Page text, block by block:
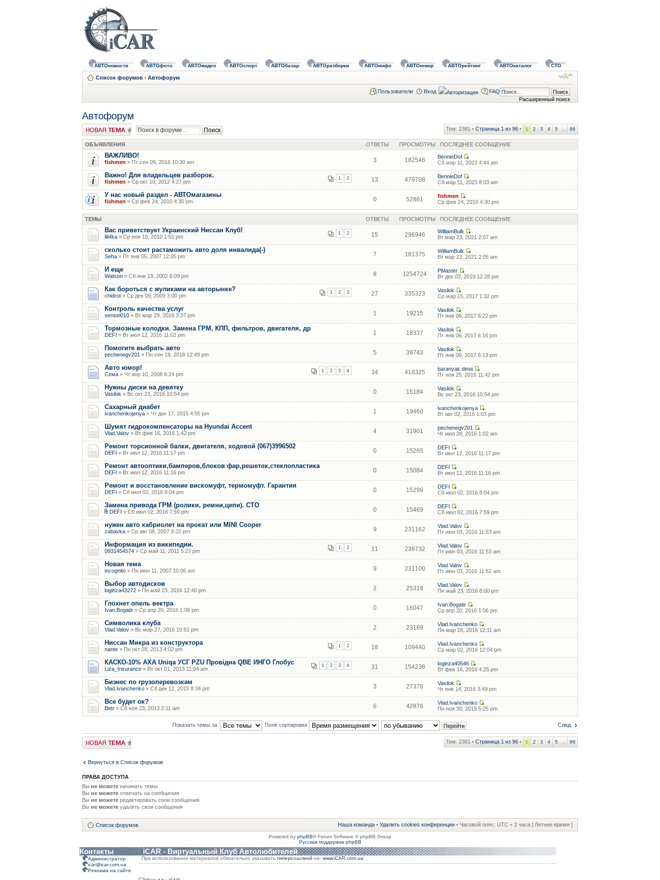
АВТОновости АВТОфото АВТОвидео АВТОспорт АВТОбазар АВТОразборки АВТОинфо АВТОюмор АВТОрейтинг АВТОкаталог СТО
Список форумов ‹ Автофорум
Расширенный поиск
Пользователи Вход FAQ
Автофорум
Новая тема Тем: 2381 • Страница 1 из 96 • 1 2 3 4 5 96
ОБЪЯВЛЕНИЯ ОТВЕТЫ ПРОСМОТРЫ ПОСЛЕДНЕЕ СООБЩЕНИЕ
ВАЖЛИВО!
fishmen » Пт сен 09, 2016 10:30 am 3 182546
BennieDof
Сб мар 11, 2023 4:44 am
Важно! Для владельцев разборок. 1 2
fishmen » Ср окт 10, 2012 4:27 pm 13 479708
BennieDof
Сб мар 11, 2023 8:03 am
У нас новый раздел - АВТОмагазины
fishmen » Ср фев 24, 2010 4:30 pm 0 52861
fishmen
Ср фев 24, 2010 4:30 pm
ТЕМЫ ОТВЕТЫ ПРОСМОТРЫ ПОСЛЕДНЕЕ СООБЩЕНИЕ
Вас приветствует Украинский Ниссан Клуб! 1 2
lili4ka » Ср ноя 10, 2010 1:51 pm 15 296946
WilliamBulk
Вт мар 23, 2021 2:07 am
сколько стоит растаможить авто доля инвалида(-)
Seha » Пт янв 05, 2007 12:05 pm 7 181375
WilliamBulk
Вт мар 23, 2021 2:05 am
И еще
Watson » Сб янв 19, 2002 6:09 pm 8 1254724
PMaster
Вт дек 03, 2019 12:28 pm
Как бороться с жуликами на авторынке? 1 2 3
chidrot » Ср дек 09, 2009 3:00 pm 27 335323
Vasilok
Ср мар 15, 2017 1:32 pm
Контроль качества услуг
sensei010 » Вт мар 29, 2016 3:37 pm 1 19215
Vasilok
Пт янв 06, 2017 6:22 pm
Тормозные колодки. Замена ГРМ, КПП, фильтров, двигателя, др
DEFI » Вт июл 12, 2016 11:02 pm 1 18337
Vasilok
Пт янв 06, 2017 6:16 pm
Помогите выбрать авто
pechenegv201 » Пн сен 19, 2016 12:49 pm 5 39743
Vasilok
Пт янв 06, 2017 6:13 pm
Авто юмор! 1 2 3 4
Сема » Чт апр 10, 2008 6:24 pm 34 418325
baranyak.dima
Пт ноя 25, 2016 11:42 pm
Нужны диски на девятку
Vasilok » Вс окт 23, 2016 10:54 pm 0 15184
Vasilok
Вс окт 23, 2016 10:54 pm
Сахарный диабет
ivanchenkojenya » Чт дек 17, 2015 4:55 pm 1 19460
ivanchenkojenya
Вт авг 02, 2016 1:03 pm
Шумят гидрокомпенсаторы на Hyundai Accent
Vlad.Valov » Вт фев 16, 2016 1:42 pm 4 31901
pechenegv201
Чт июл 28, 2016 1:02 am
Ремонт торсионной балки, двигателя, ходовой (067)3996502
DEFI » Вт июл 12, 2016 11:17 pm 0 15265
DEFI
Вт июл 12, 2016 11:17 pm
Ремонт автооптики,бамперов,блоков фар,решеток,стеклопластика
DEFI » Вт июл 12, 2016 11:16 pm 0 15084
DEFI
Вт июл 12, 2016 11:16 pm
Ремонт и восстановление вискомуфт, термомуфт. Гарантия
DEFI » Сб июл 02, 2016 8:04 pm 0 15299
DEFI
Сб июл 02, 2016 8:04 pm
Замена привода ГРМ (ролики, ремни,цепи). СТО
DEFI » Сб июл 02, 2016 7:59 pm 0 15469
DEFI
Сб июл 02, 2016 7:59 pm
нужен авто кабриолет на прокат или MINI Cooper
zabavka » Ср авг 08, 2007 9:22 pm 9 231162
Vlad.Valov
Пт июн 03, 2016 11:53 am
Информация из википедии. 1 2
0931454574 » Ср май 11, 2011 5:27 pm 11 236732
Vlad.Valov
Пт июн 03, 2016 11:53 am
Новая тема
incognito » Пн июн 11, 2007 10:06 am 9 231100
Vlad.Valov
Пт июн 03, 2016 11:52 am
Выбор автодисков
loginza43272 » Пн май 23, 2016 12:40 pm 2 25319
Vlad.Valov
Пн май 23, 2016 8:00 pm
Глохнет опель вектра
Ivan.Bogatir » Ср апр 20, 2016 1:06 pm 0 16047
Ivan.Bogatir
Ср апр 20, 2016 1:06 pm
Символика клуба
Vlad.Valov » Вс мар 27, 2016 10:51 pm 2 23169
Vlad.Ivanchenko
Пн мар 28, 2016 12:11 am
Ниссан Микра из конструктора 1 2
nante » Пн окт 28, 2013 4:02 pm 18 109440
Vlad.Ivanchenko
Ср мар 02, 2016 12:04 pm
КАСКО-10% AXA Uniqa УСГ PZU Провідна QBE ИНГО Глобус 1 2 3 4
Liza_Insurance » Вт окт 01, 2013 11:04 am 31 154238
loginza40546
Вт фев 16, 2016 4:25 pm
Бизнес по грузоперевозкам
Vlad.Ivanchenko » Сб дек 12, 2015 8:34 pm 3 27378
Vasilok
Чт янв 14, 2016 3:49 pm
Все будет ок?
Betr » Сб ноя 23, 2013 2:11 am 6 42876
Vlad.Ivanchenko
Пн ноя 30, 2015 5:25 pm
След.
Показать темы за: Поле сортировки
Новая тема Тем: 2381 • Страница 1 из 96 • 1 2 3 4 5 96
Вернуться в Список форумов
ПРАВА ДОСТУПА
Вы не можете начинать темы
Вы не можете отвечать на сообщения
Вы не можете редактировать свои сообщения
Вы не можете удалять свои сообщения
Список форумов Наша команда • Удалить cookies конференции • Часовой пояс: UTC + 2 часа [ Летнее время ]
Powered by phpBB® Forum Software © phpBB Group
Русская поддержка phpBB
Контакты iCAR - Виртуальный Клуб Автолюбителей
Администратор
icar@icar.com.ua
Реклама на сайте
При использовании материалов обязательно указывать гиперссылкой на: www.iCAR.com.ua